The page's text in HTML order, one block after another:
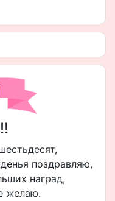
поздравляю,
наград,
желаю.